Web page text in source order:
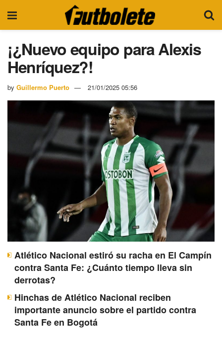
¡¿Nuevo equipo para Alexis
Henríquez?!
by Guillermo Puerto 21/01/2025 05:56
Atlético Nacional estiró su racha en El Campín
contra Santa Fe: ¿Cuánto tiempo lleva sin
derrotas?
Hinchas de Atlético Nacional reciben
importante anuncio sobre el partido contra
Santa Fe en Bogotá